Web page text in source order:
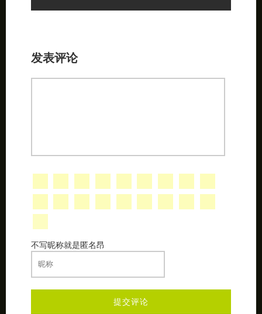
发表评论
不写昵称就是匿名昂